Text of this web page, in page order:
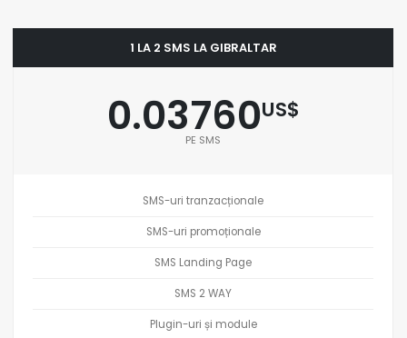
1 LA 2 SMS LA GIBRALTAR
0.03760US$
PE SMS
SMS-uri tranzacționale
SMS-uri promoționale
SMS Landing Page
SMS 2 WAY
Plugin-uri și module